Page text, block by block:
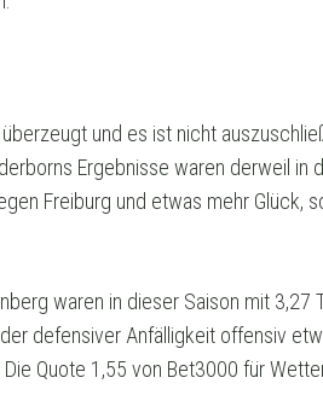
und es ist nicht
Ergebnisse waren derweil
Freiburg und etwas mehr Glück,
waren in dieser Saison mit
defensiver Anfälligkeit offensiv
Quote 1,55 von Bet3000 für